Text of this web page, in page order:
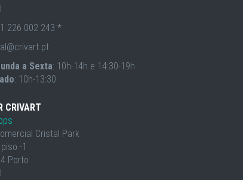
226 002 243 *
a Sexta: 10h-14h e 14:30-19h
: 10h-13:30
CRIVART
Cristal Park
-1
Porto